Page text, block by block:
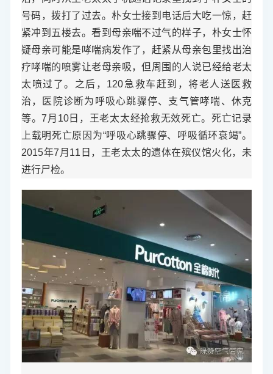
号码，拨打了过去。朴女士接到电话后大吃一惊，赶
紧冲到五楼去。看到母亲喘不过气的样子，朴女士怀
疑母亲可能是哮喘病发作了，赶紧从母亲包里找出治
疗哮喘的喷雾让老母亲吸，但周围的人说已经给老太
太喷过了。之后，120急救车赶到，将老人送医救
治，医院诊断为呼吸心跳骤停、支气管哮喘、休克
等。7月10日，王老太太经抢救无效死亡。死亡记录
上载明死亡原因为“呼吸心跳骤停、呼吸循环衰竭”。
2015年7月11日，王老太太的遗体在殡仪馆火化，未
进行尸检。